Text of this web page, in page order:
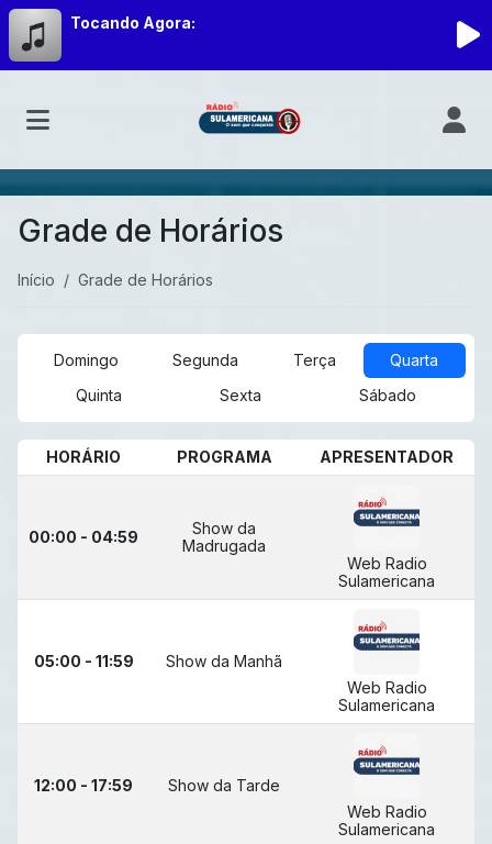
Tocando Agora:
Grade de Horários
Início Grade de Horários
Domingo Segunda Terça
Quarta
Quinta
Sexta Sábado
HORÁRIO PROGRAMA APRESENTADOR
00:00 - 04:59
Show da
Madrugada
Web Radio
Sulamericana
05:00 - 11:59
Show da Manhã
Web Radio
Sulamericana
12:00 - 17:59
Show da Tarde
Web Radio
Sulamericana